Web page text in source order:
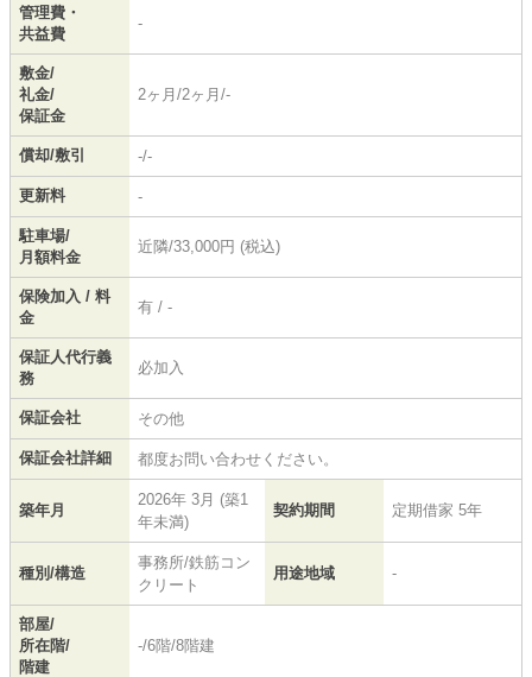
管理費・
共益費
-
敷金/
礼金/
保証金
2ヶ月/2ヶ月/-
償却/敷引 -/-
更新料 -
駐車場/
月額料金
近隣/33,000円 (税込)
保険加入 / 料
金
有 / -
保証人代行義
務
必加入
保証会社 その他
保証会社詳細 都度お問い合わせください。
築年月
2026年 3月 (築1
年未満)
契約期間 定期借家 5年
種別/構造
事務所/鉄筋コン
クリート
用途地域 -
部屋/
所在階/
階建
-/6階/8階建